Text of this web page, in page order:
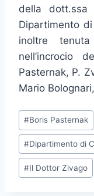
della dott.ssa
Dipartimento
inoltre
nell’incrocio
Pasternak, P.
Mario
Tag
articolo:
#Boris Pasternak
#Dipartimento di
#Il Dottor Zivago